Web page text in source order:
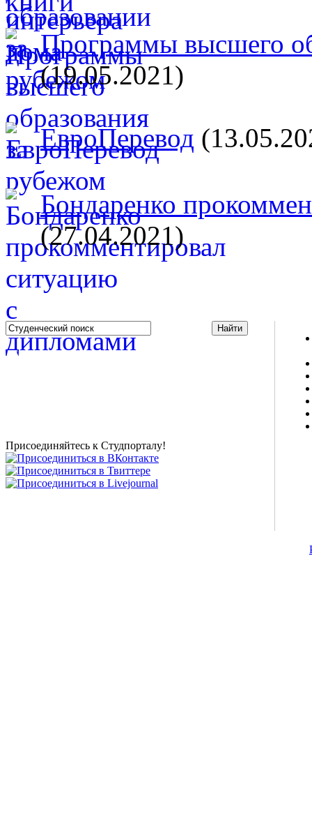
Программы высшего
(19.05.2021)
ЕвроПеревод
Бондаренко
(27.04.2021)
Studportal.net.ua - неофициальный студенческий сайт
Присоединяйтесь к Студпорталу!